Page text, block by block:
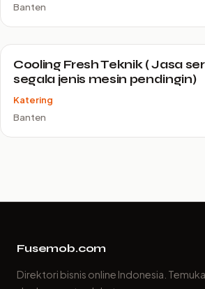
Banten
Cooling Fresh Teknik ( Jasa
segala jenis mesin pendingin)
Katering
Banten
Fusemob.com
Direktori bisnis online Indonesia.